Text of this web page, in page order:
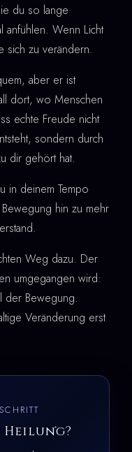
du so lange
anfühlen. Wenn Licht
sich zu verändern.
aber er ist
dort, wo Menschen
echte Freude nicht
sondern durch
dir gehört hat.
in deinem Tempo
hin zu mehr
Weg dazu. Der
umgegangen wird:
der Bewegung.
Veränderung erst